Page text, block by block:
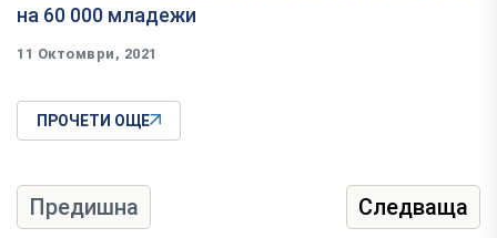
на 60 000 младежи
11 Октомври, 2021
ПРОЧЕТИ ОЩЕ
Предишна Следваща